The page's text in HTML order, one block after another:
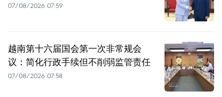
07/08/2026 07:59
越南第十六届国会第一次非常规会
议：简化行政手续但不削弱监管责任
07/08/2026 07:58